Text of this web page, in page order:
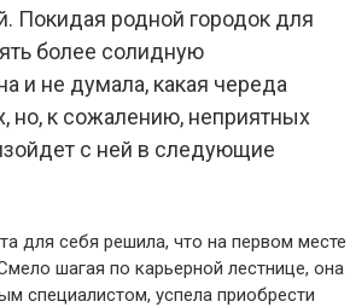
Покидая родной городок для
более солидную
и не думала, какая череда
но, к сожалению, неприятных
с ней в следующие
для себя решила, что на первом месте
шагая по карьерной лестнице, она
специалистом, успела приобрести